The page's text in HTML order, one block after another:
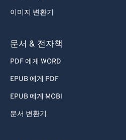
이미지 변환기
문서 & 전자책
PDF 에게 WORD
EPUB 에게 PDF
EPUB 에게 MOBI
문서 변환기